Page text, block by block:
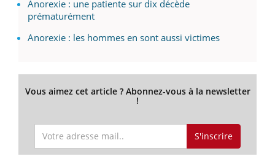
Anorexie : une patiente sur dix décède
prématurément
Anorexie : les hommes en sont aussi victimes
Vous aimez cet article ? Abonnez-vous à la newsletter
!
S'inscrire